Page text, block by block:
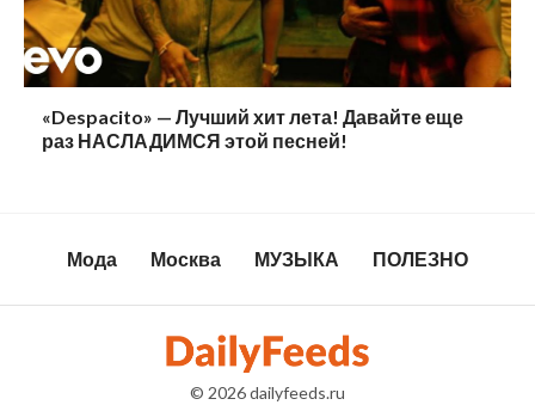
«Despacito» — Лучший хит лета! Давайте еще
раз НАСЛАДИМСЯ этой песней!
Мода Москва МУЗЫКА ПОЛЕЗНО
© 2026dailyfeeds.ru